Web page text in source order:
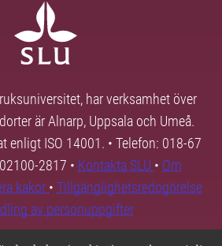
har verksamhet över
är Alnarp, Uppsala och Umeå.
enligt ISO 14001. • Telefon: 018-67
2817 • Kontakta SLU • Om
kakor • Tillgänglighetsredogörelse
av personuppgifter